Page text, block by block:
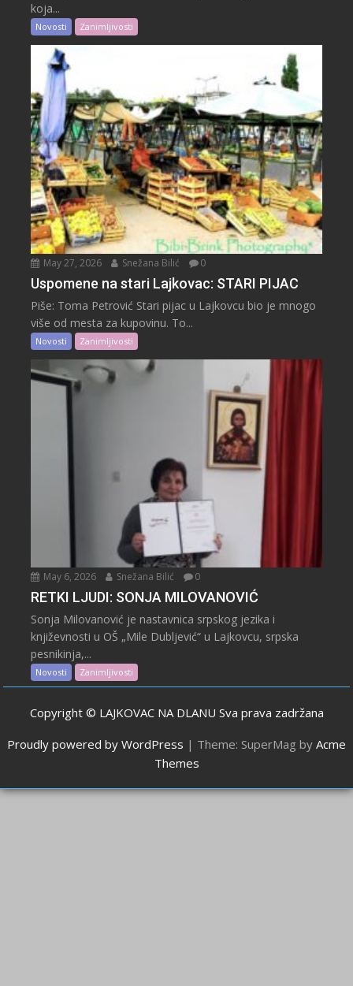
koja...
Novosti Zanimljivosti
May 27, 2026 Snežana Bilić 0
Uspomene na stari Lajkovac: STARI PIJAC
Piše: Toma Petrović Stari pijac u Lajkovcu bio je mnogo
više od mesta za kupovinu. To...
Novosti Zanimljivosti
May 6, 2026 Snežana Bilić 0
RETKI LJUDI: SONJA MILOVANOVIĆ
Sonja Milovanović je nastavnica srpskog jezika i
književnosti u OŠ „Mile Dubljević“ u Lajkovcu, srpska
pesnikinja,...
Novosti Zanimljivosti
Copyright © LAJKOVAC NA DLANU Sva prava zadržana
Proudly powered by WordPress | Theme: SuperMag by Acme
Themes